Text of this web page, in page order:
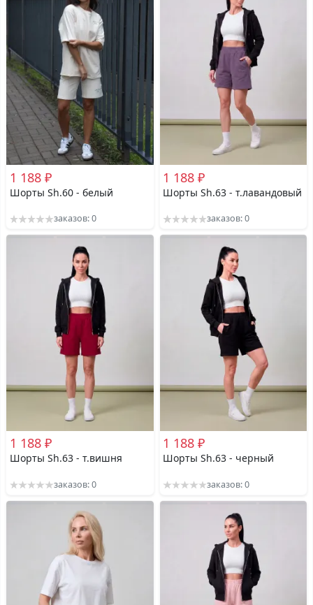
1 188 ₽
Шорты Sh.60 - белый
заказов: 0
1 188 ₽
Шорты Sh.63 - т.лавандовый
заказов: 0
1 188 ₽
Шорты Sh.63 - т.вишня
заказов: 0
1 188 ₽
Шорты Sh.63 - черный
заказов: 0